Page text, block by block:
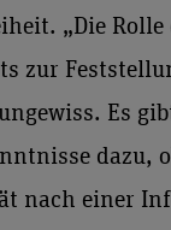
„Die Rolle
zur
Es
dazu,
nach einer